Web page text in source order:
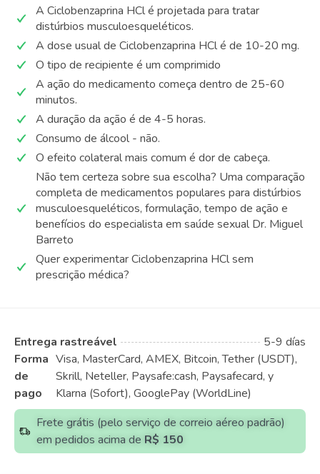
A Ciclobenzaprina HCl é projetada para tratar
distúrbios musculoesqueléticos.
A dose usual de Ciclobenzaprina HCl é de 10-20 mg.
O tipo de recipiente é um comprimido
A ação do medicamento começa dentro de 25-60
minutos.
A duração da ação é de 4-5 horas.
Consumo de álcool - não.
O efeito colateral mais comum é dor de cabeça.
Não tem certeza sobre sua escolha? Uma comparação
completa de medicamentos populares para distúrbios
musculoesqueléticos, formulação, tempo de ação e
benefícios do especialista em saúde sexual Dr. Miguel
Barreto
Quer experimentar Ciclobenzaprina HCl sem
prescrição médica?
Entrega rastreável
5-9 días
Forma
de
pago
Visa, MasterCard, AMEX, Bitcoin, Tether (USDT),
Skrill, Neteller, Paysafe:cash, Paysafecard, y
Klarna (Sofort), GooglePay (WorldLine)
Frete grátis (pelo serviço de correio aéreo padrão)
em pedidos acima de R$ 150